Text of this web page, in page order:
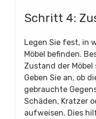
Schritt 4:
Legen Sie fest, in
Möbel befinden.
Zustand der
Geben Sie an, ob
gebrauchte
Schäden, Kratzer
aufweisen. Dies